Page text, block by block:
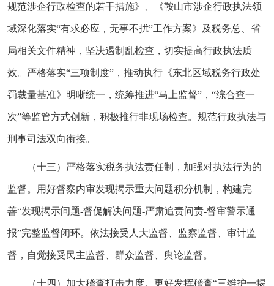
规范涉企行政检查的若干措施》、《鞍山市涉企行政执法领
域深化落实“有求必应，无事不扰”工作方案》及税务总、省
局相关文件精神，坚决遏制乱检查，切实提高行政执法质
效。严格落实“三项制度”，推动执行《东北区域税务行政处
罚裁量基准》明晰统一，统筹推进“马上监督”，“综合查一
次”等监管方式创新，积极推行非现场检查。规范行政执法与
刑事司法双向衔接。
（十三）严格落实税务执法责任制，加强对执法行为的
监督。用好督察内审发现揭示重大问题积分机制，构建完
善“发现揭示问题-督促解决问题-严肃追责问责-督审警示通
报”完整监督闭环。依法接受人大监督、监察监督、审计监
督，自觉接受民主监督、群众监督、舆论监督。
（十四）加大稽查打击力度。更好发挥稽查“三维护一揭